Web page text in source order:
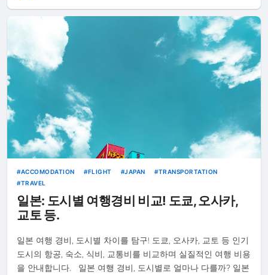
ACCOMODATION FLIGHT JAPAN
TRANSPORTATION
TRAVEL
일본: 도시별 여행경비 비교! 도쿄, 오사카,
교토 등.
일본 여행 경비, 도시별 차이를 탐구! 도쿄, 오사카, 교토 등 인기
도시의 항공, 숙소, 식비, 교통비를 비교하며 실질적인 여행 비용
을 안내합니다. 일본 여행 경비, 도시별로 얼마나 다를까? 일본